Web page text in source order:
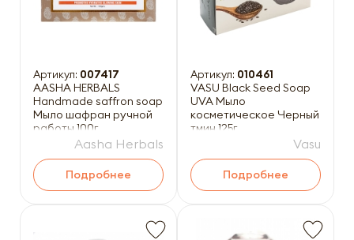
Артикул: 007417
AASHA HERBALS
Handmade saffron soap
Мыло шафран ручной
работы 100г
Aasha Herbals
Подробнее
Артикул: 010461
VASU Black Seed Soap
UVA Мыло
косметическое Черный
тмин 125г
Vasu
Подробнее